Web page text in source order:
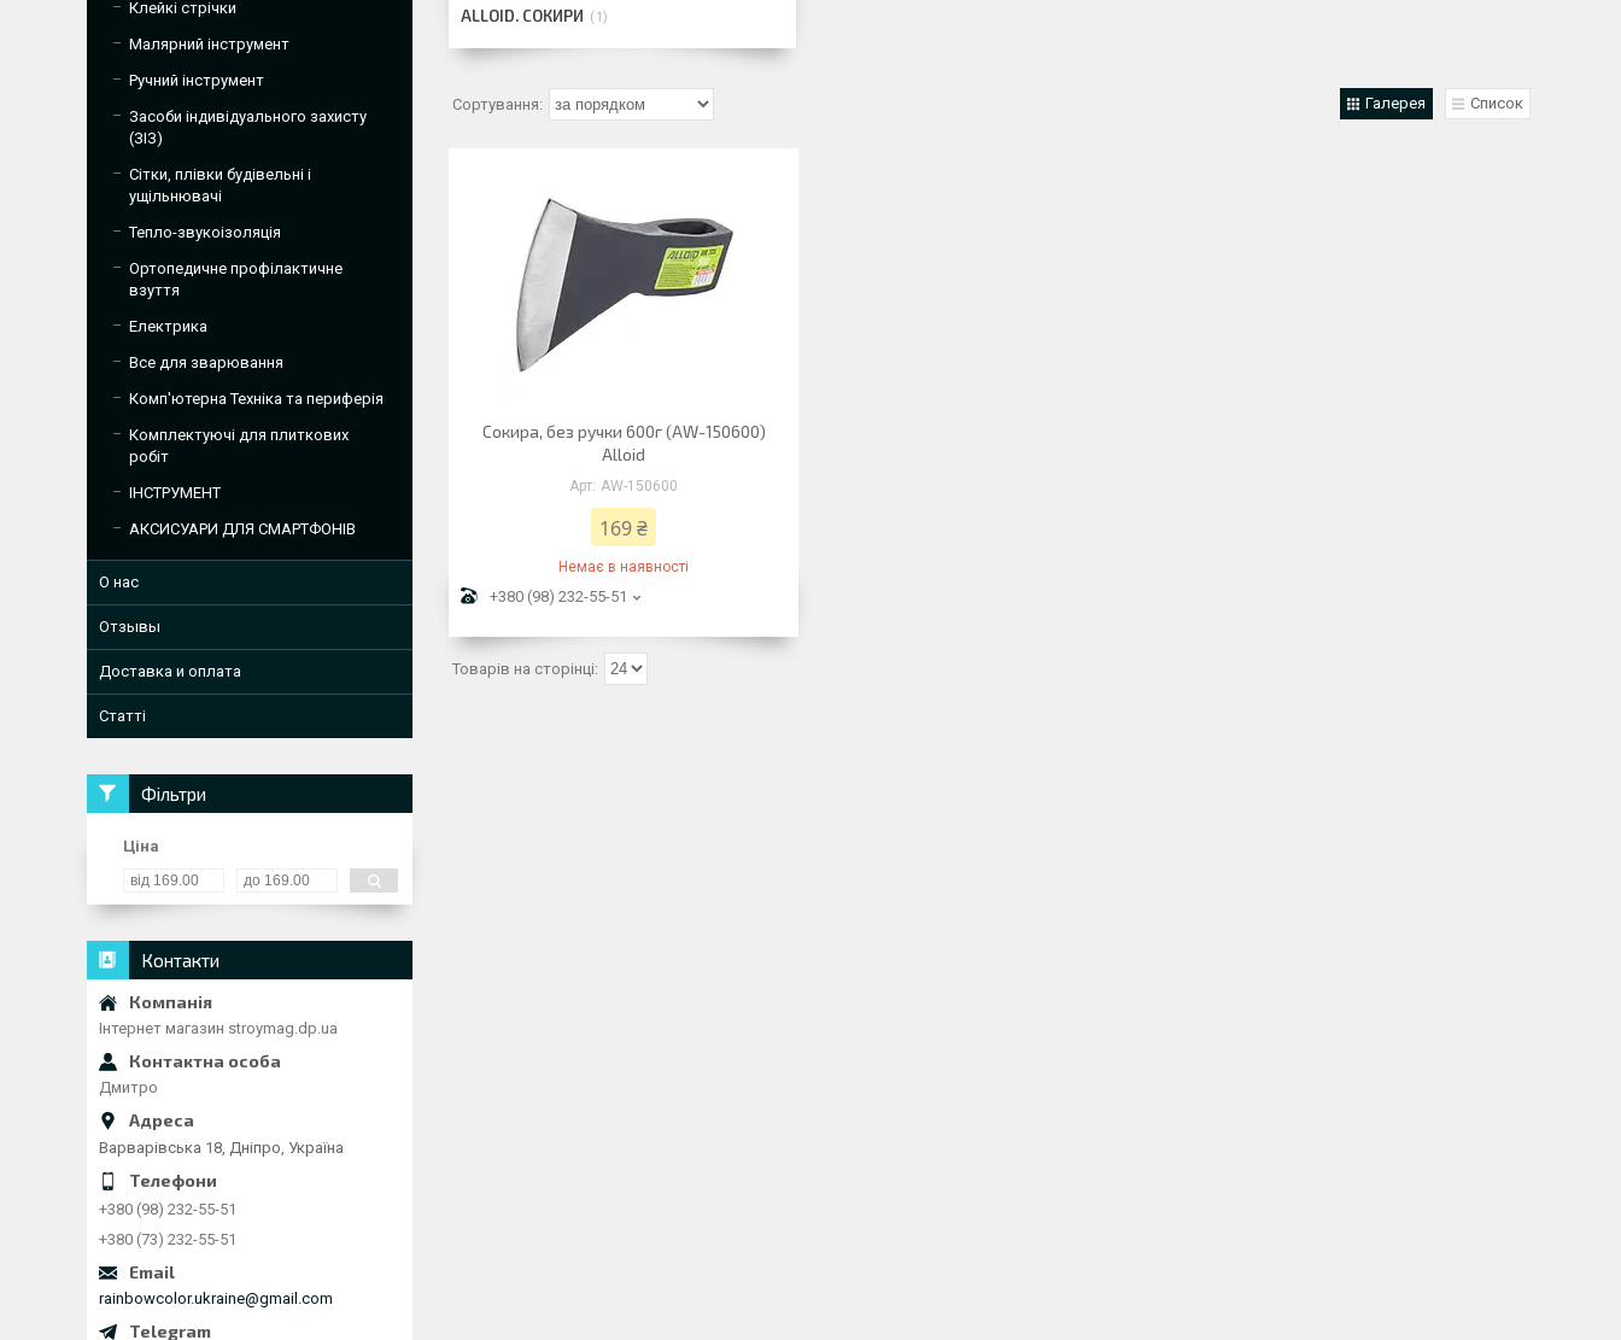
ALLOID. СОКИРИ 1
Галерея Список
Сокира, без ручки 600г (AW-150600)
Alloid
AW-150600
169 ₴
Немає в наявності
+380 (98) 232-55-51
Клейкі стрічки
Малярний інструмент
Ручний інструмент
Засоби індивідуального захисту
(ЗІЗ)
Сітки, плівки будівельні і
ущільнювачі
Тепло-звукоізоляція
Ортопедичне профілактичне
взуття
Електрика
Все для зварювання
Комп'ютерна Техніка та периферія
Комплектуючі для плиткових
робіт
ІНСТРУМЕНТ
АКСИСУАРИ ДЛЯ СМАРТФОНІВ
О нас
Отзывы
Доставка и оплата
Статті
Фільтри
Ціна
Контакти
Інтернет магазин stroymag.dp.ua
Дмитро
Варварівська 18, Дніпро, Україна
+380 (98) 232-55-51
+380 (73) 232-55-51
rainbowcolor.ukraine@gmail.com